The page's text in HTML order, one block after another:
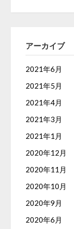
アーカイブ
2021年6月
2021年5月
2021年4月
2021年3月
2021年1月
2020年12月
2020年11月
2020年10月
2020年9月
2020年6月